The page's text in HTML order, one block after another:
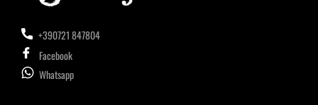
+390721 847804
Facebook
Whatsapp